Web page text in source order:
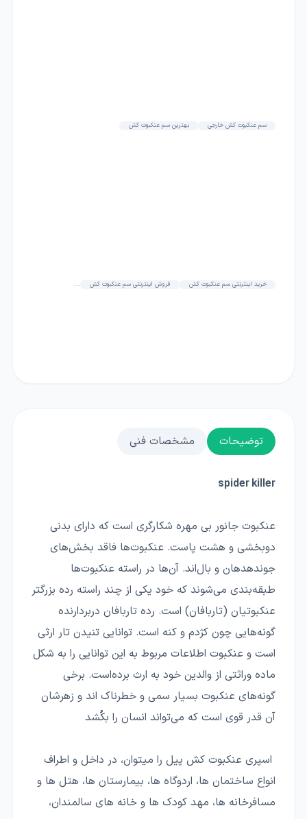
سم عنکبوت کش خارجی بهترین سم عنکبوت کش
خرید اینترنتی سم عنکبوت کش فروش اینترنتی سم عنکبوت کش ...
توضیحات مشخصات فنی
spider killer
عنکبوت جانور بی مهره شکارگری است که دارای بدنی
دوبخشی و هشت پاست. عنکبوت‌ها فاقد بخش‌های
جوندهدهان و بال‌اند. آن‌ها در راسته عنکبوت‌ها
طبقه‌بندی می‌شوند که خود یکی از چند راسته رده بزرگتر
عنکبوتیان (تاربافان) است. رده تاربافان دربردارنده
گونه‌هایی چون کژدم و کنه است. توانایی تنیدن تار ارثی
است و عنکبوت اطلاعات مربوط به این توانایی را به شکل
ماده وراثتی از والدین خود به ارث برده‌است. برخی
گونه‌های عنکبوت بسیار سمی و خطرناک اند و زهرشان
آن قدر قوی است که می‌تواند انسان را بکُشد
اسپری عنکبوت کش پیل را میتوان، در داخل و اطراف
انواع ساختمان ها، اردوگاه ها، بیمارستان ها، هتل ها و
مسافرخانه ها، مهد کودک ها و خانه های سالمندان،